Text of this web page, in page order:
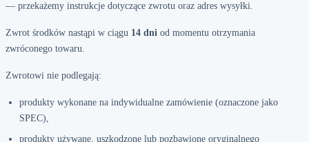
— przekażemy instrukcje dotyczące zwrotu oraz adres wysyłki.
Zwrot środków nastąpi w ciągu 14 dni od momentu otrzymania
zwróconego towaru.
Zwrotowi nie podlegają:
produkty wykonane na indywidualne zamówienie (oznaczone jako
SPEC),
produkty używane, uszkodzone lub pozbawione oryginalnego